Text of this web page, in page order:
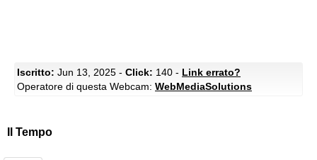
Iscritto: Jun 13, 2025 - Click: 140 - Link errato?
Operatore di questa Webcam: WebMediaSolutions
Il Tempo